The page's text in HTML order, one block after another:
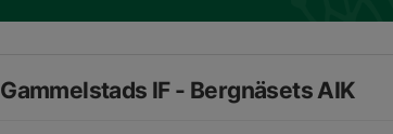
Gammelstads IF - Bergnäsets AIK